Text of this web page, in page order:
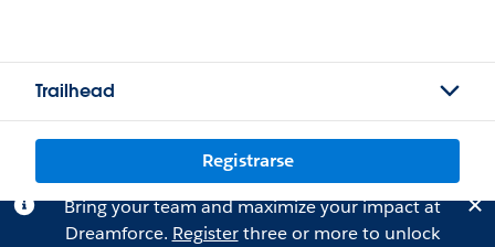
Trailhead
Registrarse
Bring your team and maximize your impact at
Dreamforce. Registerthree or more to unlock